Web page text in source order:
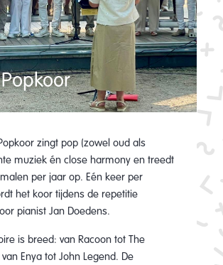
zingt pop (zowel oud als
muziek én close harmony en treedt
per jaar op. Eén keer per
het koor tijdens de repetitie
pianist Jan Doedens.
is breed: van Racoon tot The
Enya tot John Legend. De